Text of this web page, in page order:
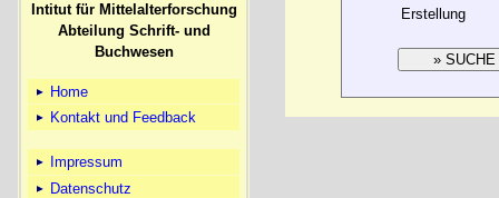
Intitut für Mittelalterforschung
Abteilung Schrift- und
Buchwesen
Home
Kontakt und Feedback
Impressum
Datenschutz
Erstellung